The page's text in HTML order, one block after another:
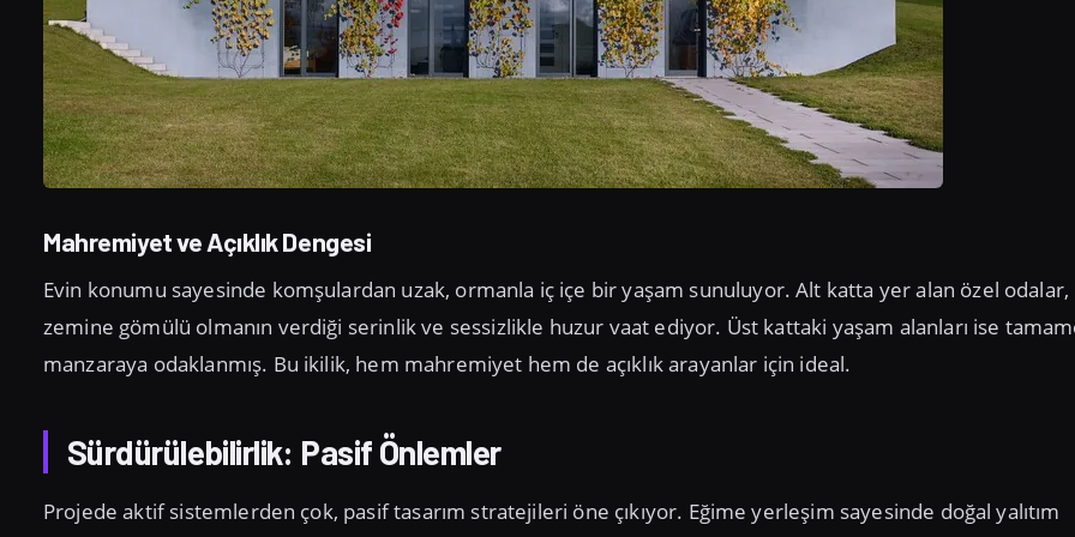
Mahremiyet ve Açıklık Dengesi
Evin konumu sayesinde komşulardan uzak, ormanla iç içe bir yaşam sunuluyor. Alt katta yer alan özel odalar,
zemine gömülü olmanın verdiği serinlik ve sessizlikle huzur vaat ediyor. Üst kattaki yaşam alanları ise
manzaraya odaklanmış. Bu ikilik, hem mahremiyet hem de açıklık arayanlar için ideal.
Sürdürülebilirlik: Pasif Önlemler
Projede aktif sistemlerden çok, pasif tasarım stratejileri öne çıkıyor. Eğime yerleşim sayesinde doğal yalıtım